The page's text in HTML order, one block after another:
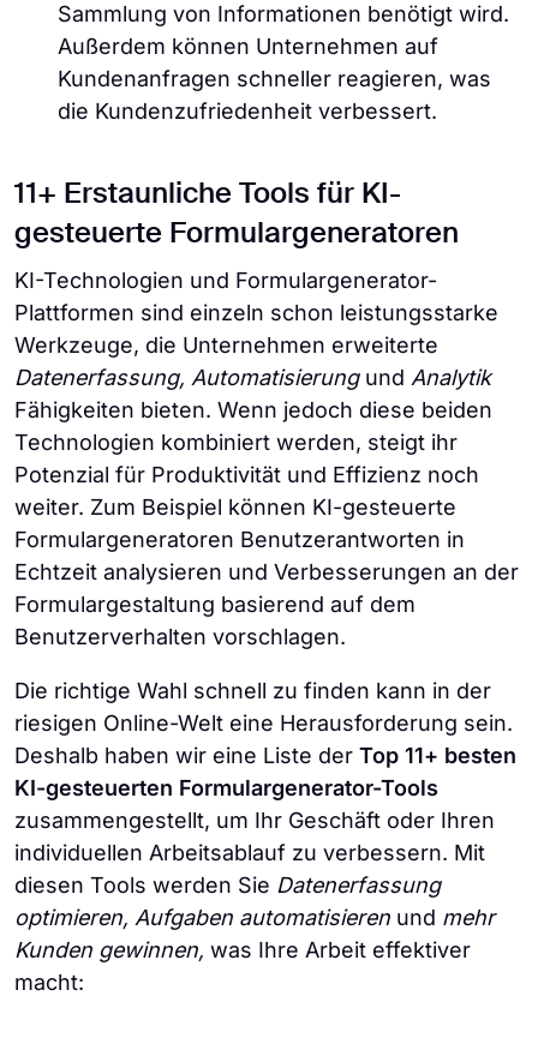
Sammlung von Informationen benötigt wird.
Außerdem können Unternehmen auf
Kundenanfragen schneller reagieren, was
die Kundenzufriedenheit verbessert.
11+ Erstaunliche Tools für KI-
gesteuerte Formulargeneratoren
KI-Technologien und Formulargenerator-
Plattformen sind einzeln schon leistungsstarke
Werkzeuge, die Unternehmen erweiterte
Datenerfassung, Automatisierung und Analytik
Fähigkeiten bieten. Wenn jedoch diese beiden
Technologien kombiniert werden, steigt ihr
Potenzial für Produktivität und Effizienz noch
weiter. Zum Beispiel können KI-gesteuerte
Formulargeneratoren Benutzerantworten in
Echtzeit analysieren und Verbesserungen an der
Formulargestaltung basierend auf dem
Benutzerverhalten vorschlagen.
Die richtige Wahl schnell zu finden kann in der
riesigen Online-Welt eine Herausforderung sein.
Deshalb haben wir eine Liste der Top 11+ besten
KI-gesteuerten Formulargenerator-Tools
zusammengestellt, um Ihr Geschäft oder Ihren
individuellen Arbeitsablauf zu verbessern. Mit
diesen Tools werden Sie Datenerfassung
optimieren, Aufgaben automatisieren und mehr
Kunden gewinnen, was Ihre Arbeit effektiver
macht: